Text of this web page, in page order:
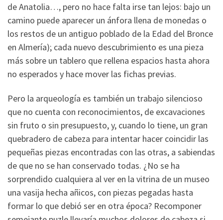
de Anatolia…, pero no hace falta irse tan lejos: bajo un
camino puede aparecer un ánfora llena de monedas o
los restos de un antiguo poblado de la Edad del Bronce
en Almería); cada nuevo descubrimiento es una pieza
más sobre un tablero que rellena espacios hasta ahora
no esperados y hace mover las fichas previas.
Pero la arqueología es también un trabajo silencioso
que no cuenta con reconocimientos, de excavaciones
sin fruto o sin presupuesto, y, cuando lo tiene, un gran
quebradero de cabeza para intentar hacer coincidir las
pequeñas piezas encontradas con las otras, a sabiendas
de que no se han conservado todas. ¿No se ha
sorprendido cualquiera al ver en la vitrina de un museo
una vasija hecha añicos, con piezas pegadas hasta
formar lo que debió ser en otra época? Recomponer